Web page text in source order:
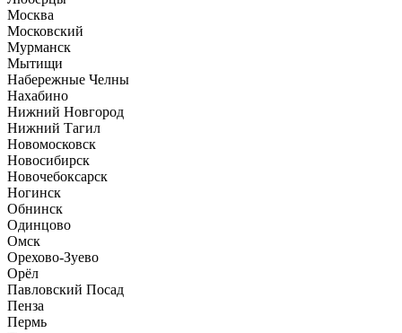
Москва
Московский
Мурманск
Мытищи
Набережные Челны
Нахабино
Нижний Новгород
Нижний Тагил
Новомосковск
Новосибирск
Новочебоксарск
Ногинск
Обнинск
Одинцово
Омск
Орехово-Зуево
Орёл
Павловский Посад
Пенза
Пермь